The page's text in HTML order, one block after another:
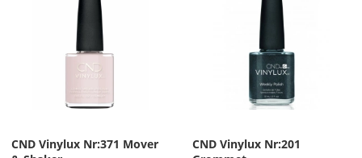
CND Vinylux Nr:371 Mover
CND Vinylux Nr:201